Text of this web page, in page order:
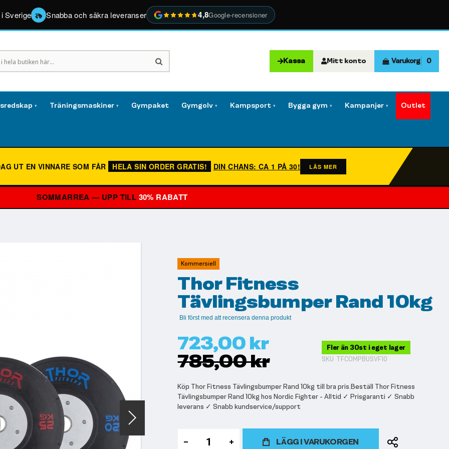
Sverige Snabba och säkra leveranser 4,8Google-recensioner
Kassa Mitt konto Varukorg 0
▾ Träningsmaskiner ▾ Gympaket Gymgolv ▾ Kampsport ▾ Bygga gym ▾ Kampanjer ▾ Outlet
UT EN VINNARE SOM FÅR HELA SIN ORDER GRATIS! DIN CHANS: CA 1 PÅ 30! LÄS MER
SOMMARREA — UPP TILL 30% RABATT
Kommersiell
Thor Fitness
Tävlingsbumper Rand 10kg
Bli först med att recensera denna produkt
723,00 kr
785,00 kr
Fler än 30st i eget lager
SKU TFCOMPBUSVF10
Köp Thor Fitness Tävlingsbumper Rand 10kg till bra pris.Beställ Thor Fitness
Tävlingsbumper Rand 10kg hos Nordic Fighter - Alltid ✓ Prisgaranti ✓ Snabb
leverans ✓ Snabb kundservice/support
LÄGG I VARUKORGEN